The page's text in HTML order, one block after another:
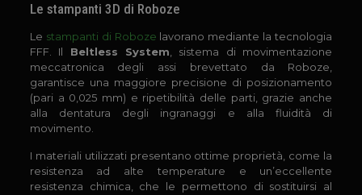
Le stampanti 3D di Roboze
Le stampanti di Roboze lavorano mediante la tecnologia
FFF. Il Beltless System , sistema di movimentazione
meccatronica degli assi brevettato da Roboze,
garantisce una maggiore precisione di posizionamento
(pari a 0,025 mm) e ripetibilità delle parti, grazie anche
alla dentatura degli ingranaggi e alla fluidità di
movimento.
I materiali utilizzati presentano ottime proprietà, come la
resistenza ad alte temperature e un’eccellente
resistenza chimica, che le permettono di sostituirsi al